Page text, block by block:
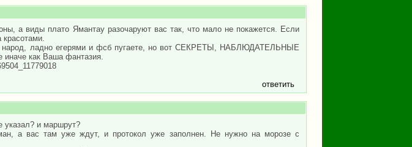
а виды плато Ямантау разочаруют вас так, что мало не покажется. Если
народ, ладно егерями и фсб пугаете, но вот СЕКРЕТЫ, НАБЛЮДАТЕЛЬНЫЕ
как Ваша фантазия.
ответить
указал? и маршрут?
а вас там уже ждут, и протокол уже заполнен. Не нужно на морозе с